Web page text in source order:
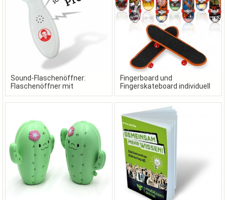
Sound-Flaschenöffner:
Flaschenöffner mit
Wunschsound als
Werbeartikel
Fingerboard und
Fingerskateboard individuell
gestaltet in Ihrem Design